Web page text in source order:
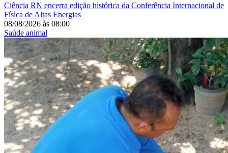
Ciência RN encerra edição histórica da Conferência Internacional de
Física de Altas Energias
08/08/2026 às 08:00
Saúde animal